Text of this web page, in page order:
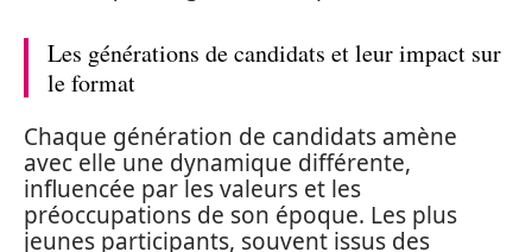
Les générations de candidats et leur impact sur
le format
Chaque génération de candidats amène
avec elle une dynamique différente,
influencée par les valeurs et les
préoccupations de son époque. Les plus
jeunes participants, souvent issus des